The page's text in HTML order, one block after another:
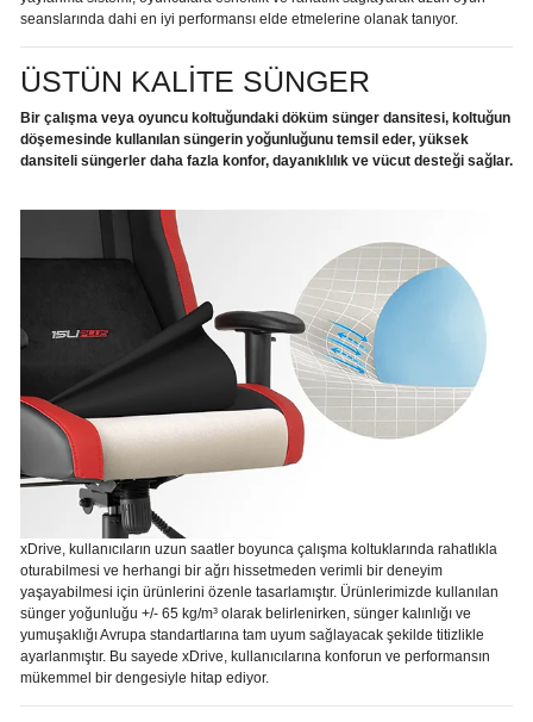
seanslarında dahi en iyi performansı elde etmelerine olanak tanıyor.
ÜSTÜN KALİTE SÜNGER
Bir çalışma veya oyuncu koltuğundaki döküm sünger dansitesi, koltuğun
döşemesinde kullanılan süngerin yoğunluğunu temsil eder, yüksek
dansiteli süngerler daha fazla konfor, dayanıklılık ve vücut desteği sağlar.
xDrive, kullanıcıların uzun saatler boyunca çalışma koltuklarında rahatlıkla
oturabilmesi ve herhangi bir ağrı hissetmeden verimli bir deneyim
yaşayabilmesi için ürünlerini özenle tasarlamıştır. Ürünlerimizde kullanılan
sünger yoğunluğu +/- 65 kg/m³ olarak belirlenirken, sünger kalınlığı ve
yumuşaklığı Avrupa standartlarına tam uyum sağlayacak şekilde titizlikle
ayarlanmıştır. Bu sayede xDrive, kullanıcılarına konforun ve performansın
mükemmel bir dengesiyle hitap ediyor.